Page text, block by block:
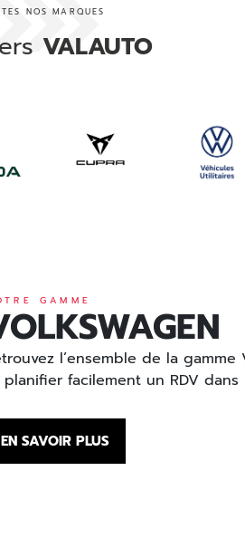
NOS MARQUES
VALAUTO
GAMME
l’ensemble de la
facilement un RDV dans
EN SAVOIR PLUS